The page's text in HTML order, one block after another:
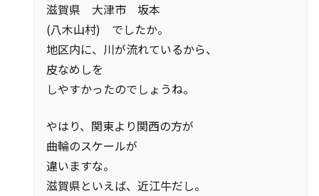
滋賀県 大津市 坂本
(八木山村) でしたか。
地区内に、川が流れているから、
皮なめしを
しやすかったのでしょうね。
やはり、関東より関西の方が
曲輪のスケールが
違いますな。
滋賀県といえば、近江牛だし。